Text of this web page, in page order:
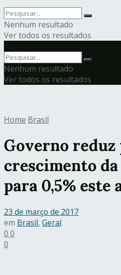
Nenhum resultado
Ver todos os resultados
Nenhum resultado
Ver todos os resultados
Home Brasil
Governo reduz
crescimento
para 0,5% este
23 de março de 2017
em Brasil, Geral
0 0
0